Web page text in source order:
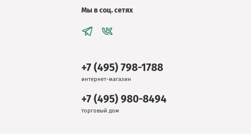
Мы в соц. сетях
+7 (495) 798-1788
интернет-магазин
+7 (495) 980-8494
торговый дом